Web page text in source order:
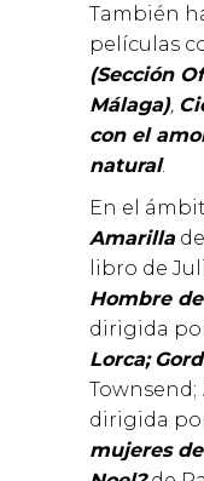
También
películas
(Sección
Málaga),
con el
natural.
En el
Amarillade
libro de
Hombre
dirigida
Lorca;
Townsend;
dirigida
mujeres